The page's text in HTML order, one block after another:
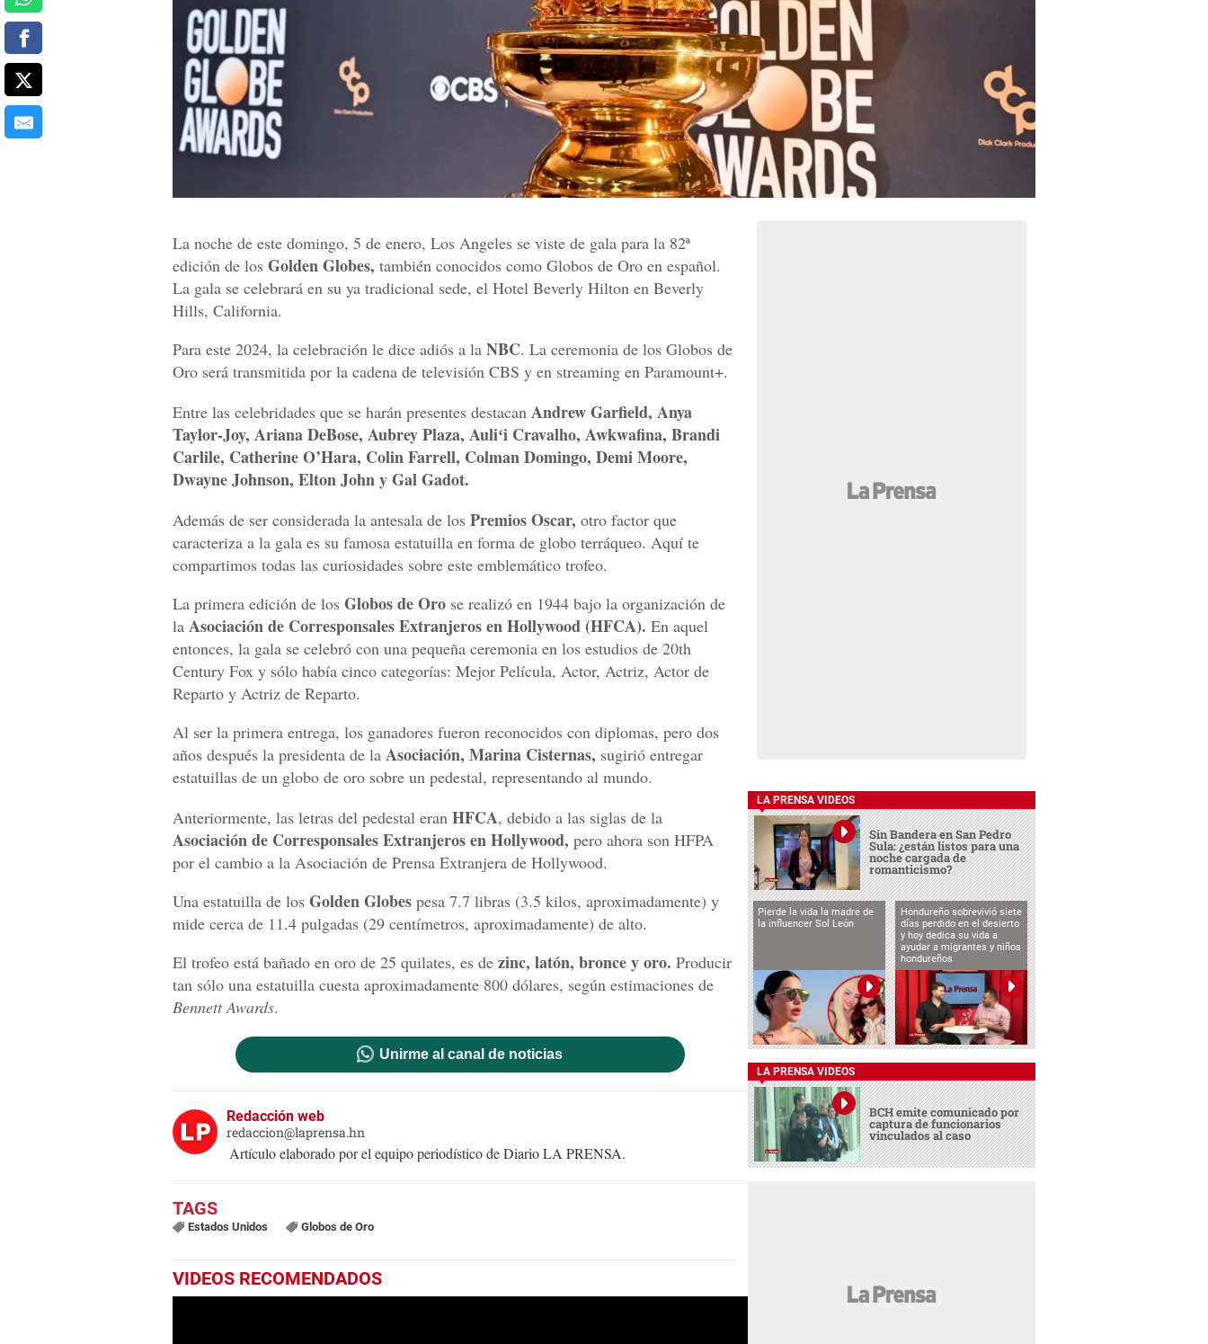
La noche de este domingo, 5 de enero, Los Angeles se viste de gala para la 82ª
edición de los Golden Globes, también conocidos como Globos de Oro en español.
La gala se celebrará en su ya tradicional sede, el Hotel Beverly Hilton en Beverly
Hills, California.
Para este 2024, la celebración le dice adiós a la NBC. La ceremonia de los Globos de
Oro será transmitida por la cadena de televisión CBS y en streaming en Paramount+.
Entre las celebridades que se harán presentes destacan Andrew Garfield, Anya
Taylor-Joy, Ariana DeBose, Aubrey Plaza, Auliʻi Cravalho, Awkwafina, Brandi
Carlile, Catherine O’Hara, Colin Farrell, Colman Domingo, Demi Moore,
Dwayne Johnson, Elton John y Gal Gadot.
Además de ser considerada la antesala de los Premios Oscar, otro factor que
caracteriza a la gala es su famosa estatuilla en forma de globo terráqueo. Aquí te
compartimos todas las curiosidades sobre este emblemático trofeo.
La primera edición de los Globos de Oro se realizó en 1944 bajo la organización de
la Asociación de Corresponsales Extranjeros en Hollywood (HFCA). En aquel
entonces, la gala se celebró con una pequeña ceremonia en los estudios de 20th
Century Fox y sólo había cinco categorías: Mejor Película, Actor, Actriz, Actor de
Reparto y Actriz de Reparto.
Al ser la primera entrega, los ganadores fueron reconocidos con diplomas, pero dos
años después la presidenta de la Asociación, Marina Cisternas, sugirió entregar
estatuillas de un globo de oro sobre un pedestal, representando al mundo.
Anteriormente, las letras del pedestal eran HFCA, debido a las siglas de la
Asociación de Corresponsales Extranjeros en Hollywood, pero ahora son HFPA
por el cambio a la Asociación de Prensa Extranjera de Hollywood.
Una estatuilla de los Golden Globes pesa 7.7 libras (3.5 kilos, aproximadamente) y
mide cerca de 11.4 pulgadas (29 centímetros, aproximadamente) de alto.
El trofeo está bañado en oro de 25 quilates, es de zinc, latón, bronce y oro. Producir
tan sólo una estatuilla cuesta aproximadamente 800 dólares, según estimaciones de
Bennett Awards.
Unirme al canal de noticias
Redacción web
redaccion@laprensa.hn
Artículo elaborado por el equipo periodístico de Diario LA PRENSA.
Estados Unidos Globos de Oro
VIDEOS RECOMENDADOS
LA PRENSA VIDEOS
Sin Bandera en San Pedro
Sula: ¿están listos para una
noche cargada de
romanticismo?
Pierde la vida la madre de
la influencer Sol León
Hondureño sobrevivió siete
días perdido en el desierto
y hoy dedica su vida a
ayudar a migrantes y niños
hondureños
LA PRENSA VIDEOS
BCH emite comunicado por
captura de funcionarios
vinculados al caso